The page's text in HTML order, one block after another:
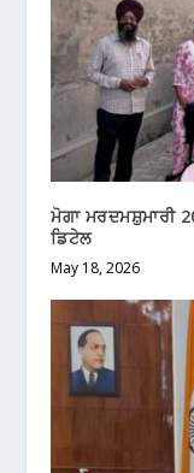
ਮੋਗਾ ਮਰਦਮਸ਼ੁਮਾਰੀ
ਡਿਟੇਲ
May 18, 2026